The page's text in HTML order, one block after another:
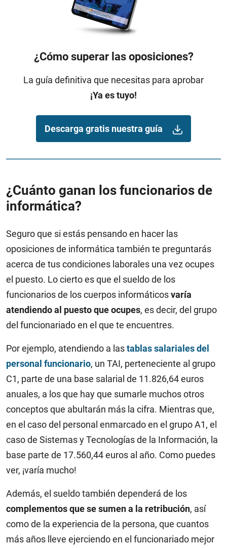
¿Cómo superar las oposiciones?
La guía definitiva que necesitas para aprobar
¡Ya es tuyo!
Descarga gratis nuestra guía
¿Cuánto ganan los funcionarios de
informática?
Seguro que si estás pensando en hacer las
oposiciones de informática también te preguntarás
acerca de tus condiciones laborales una vez ocupes
el puesto. Lo cierto es que el sueldo de los
funcionarios de los cuerpos informáticosvaría
atendiendo al puesto que ocupes, es decir, del grupo
del funcionariado en el que te encuentres.
Por ejemplo, atendiendo a lastablas salariales del
personal funcionario, un TAI, perteneciente al grupo
C1, parte de una base salarial de 11.826,64 euros
anuales, a los que hay que sumarle muchos otros
conceptos que abultarán más la cifra. Mientras que,
en el caso del personal enmarcado en el grupo A1, el
caso de Sistemas y Tecnologías de la Información, la
base parte de 17.560,44 euros al año. Como puedes
ver, ¡varía mucho!
Además, el sueldo también dependerá de los
complementos que se sumen a la retribución, así
como de la experiencia de la persona, que cuantos
más años lleve ejerciendo en el funcionariado mejor